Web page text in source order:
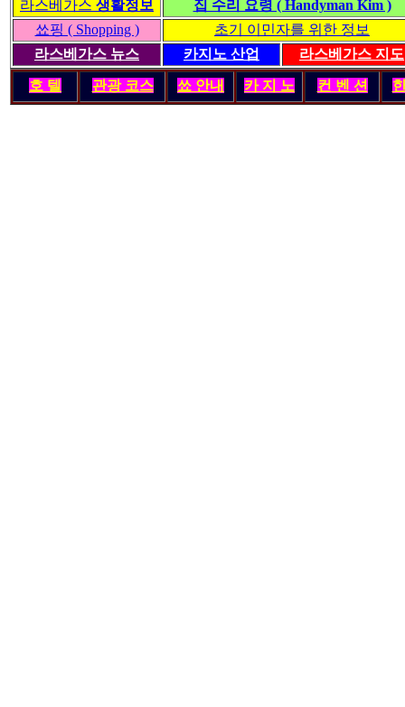
라스베가스 생활정보
집 수리 요령 ( Handyman Kim )
쑈핑 ( Shopping )
초기 이민자를 위한 정보
라스베가스 뉴스
카지노 산업 라스베가스 지도
호 텔 관광 코스 쑈 안내 카 지 노 컨 벤 션